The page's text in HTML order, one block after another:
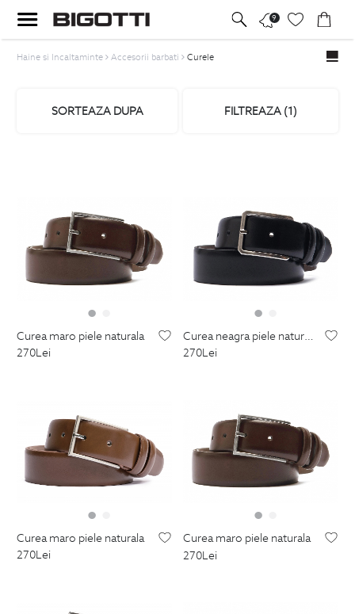
9
SORTEAZA DUPA FILTREAZA (1)
Haine si Incaltaminte Accesorii barbati Curele
curea maro piele naturala
270Lei
curea neagra piele naturala
270Lei
curea maro piele naturala
270Lei
curea maro piele naturala
270Lei